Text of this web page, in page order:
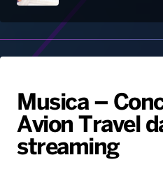
Palinsesto
Hit
PALATOUR
Notizie
Locali
Musica e
Sport
Playlist
Novità
Notiziario
Interviste
Gallery
Radio Norba
Voce al Bari
Musica –
Avion Travel
streaming